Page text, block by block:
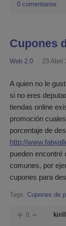
0 comentarios
Cupones
Web 2.0 23 Abril
A quien no le
si no eres
tiendas online
promoción
porcentaje de
http://
pueden encontré
comunes, por
cupones para
Tags: Cupones de
0 kirill